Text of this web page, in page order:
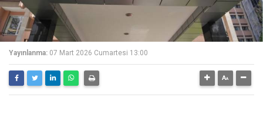
Yayınlanma: 07 Mart 2026 Cumartesi 13:00